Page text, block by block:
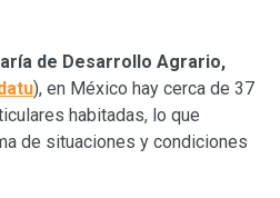
de Desarrollo Agrario,
), en México hay cerca de 37
habitadas, lo que
de situaciones y condiciones